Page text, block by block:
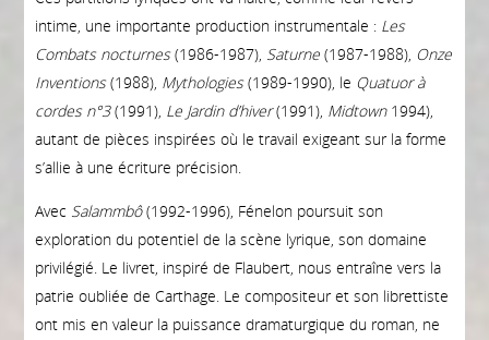
intime, une importante production instrumentale : Les
Combats nocturnes(1986-1987), Saturne (1987-1988), Onze
Inventions(1988), Mythologies(1989-1990), le Quatuor à
cordes n°3(1991), Le Jardin d’hiver(1991), Midtown1994),
autant de pièces inspirées où le travail exigeant sur la forme
s’allie à une écriture précision.
Avec Salammbô(1992-1996), Fénelon poursuit son
exploration du potentiel de la scène lyrique, son domaine
privilégié. Le livret, inspiré de Flaubert, nous entraîne vers la
patrie oubliée de Carthage. Le compositeur et son librettiste
ont mis en valeur la puissance dramaturgique du roman, ne